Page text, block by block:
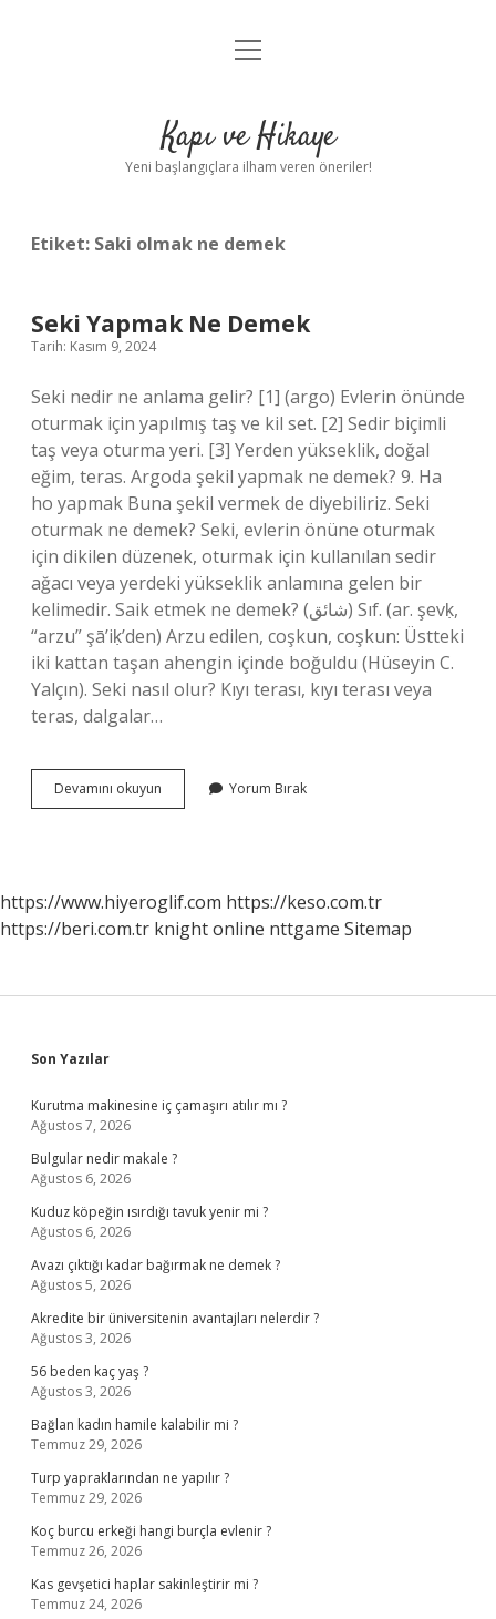
Anasayfa
Yasal Uyarı
menüyü
Kapı ve Hikaye
Yeni başlangıçlara ilham veren öneriler!
Etiket: Saki olmak ne demek
Seki Yapmak Ne Demek
Tarih: Kasım 9, 2024
Seki nedir ne anlama gelir? [1] (argo) Evlerin önünde
oturmak için yapılmış taş ve kil set. [2] Sedir biçimli
taş veya oturma yeri. [3] Yerden yükseklik, doğal
eğim, teras. Argoda şekil yapmak ne demek? 9. Ha
ho yapmak Buna şekil vermek de diyebiliriz. Seki
oturmak ne demek? Seki, evlerin önüne oturmak
için dikilen düzenek, oturmak için kullanılan sedir
ağacı veya yerdeki yükseklik anlamına gelen bir
kelimedir. Saik etmek ne demek? (ﺷﺎﺋﻖ) Sıf. (ar. şevḳ,
“arzu” şā’iḳ’den) Arzu edilen, coşkun, coşkun: Üstteki
iki kattan taşan ahengin içinde boğuldu (Hüseyin C.
Yalçın). Seki nasıl olur? Kıyı terası, kıyı terası veya
teras, dalgalar…
Devamını okuyun
Yapmak
Yorum Bırak
https://www.hiyeroglif.com https://keso.com.tr
https://beri.com.tr knight online nttgame Sitemap
Sidebar
Son Yazılar
Kurutma makinesine iç çamaşırı atılır mı ?
Ağustos 7, 2026
Bulgular nedir makale ?
Ağustos 6, 2026
Kuduz köpeğin ısırdığı tavuk yenir mi ?
Ağustos 6, 2026
Avazı çıktığı kadar bağırmak ne demek ?
Ağustos 5, 2026
Akredite bir üniversitenin avantajları nelerdir ?
Ağustos 3, 2026
56 beden kaç yaş ?
Ağustos 3, 2026
Bağlan kadın hamile kalabilir mi ?
Temmuz 29, 2026
Turp yapraklarından ne yapılır ?
Temmuz 29, 2026
Koç burcu erkeği hangi burçla evlenir ?
Temmuz 26, 2026
Kas gevşetici haplar sakinleştirir mi ?
Temmuz 24, 2026